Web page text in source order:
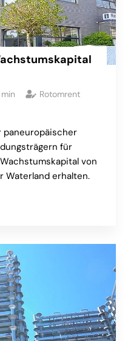
min
Rotomrent
paneuropäischer
für
von
Waterland erhalten.